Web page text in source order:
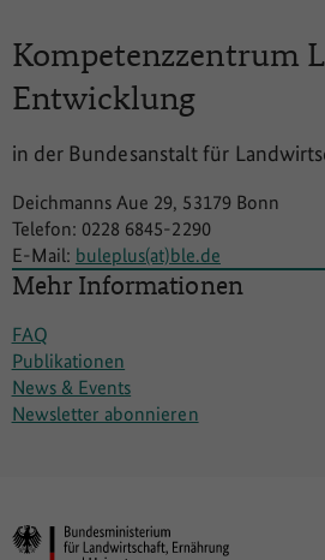
Kompetenzzentrum
Entwicklung
in der Bundesanstalt für
Deichmanns Aue 29, 53179 Bonn
Telefon: 0228 6845-2290
E-Mail: buleplus(at)ble.de
Mehr Informationen
FAQ
Publikationen
News & Events
Newsletter abonnieren